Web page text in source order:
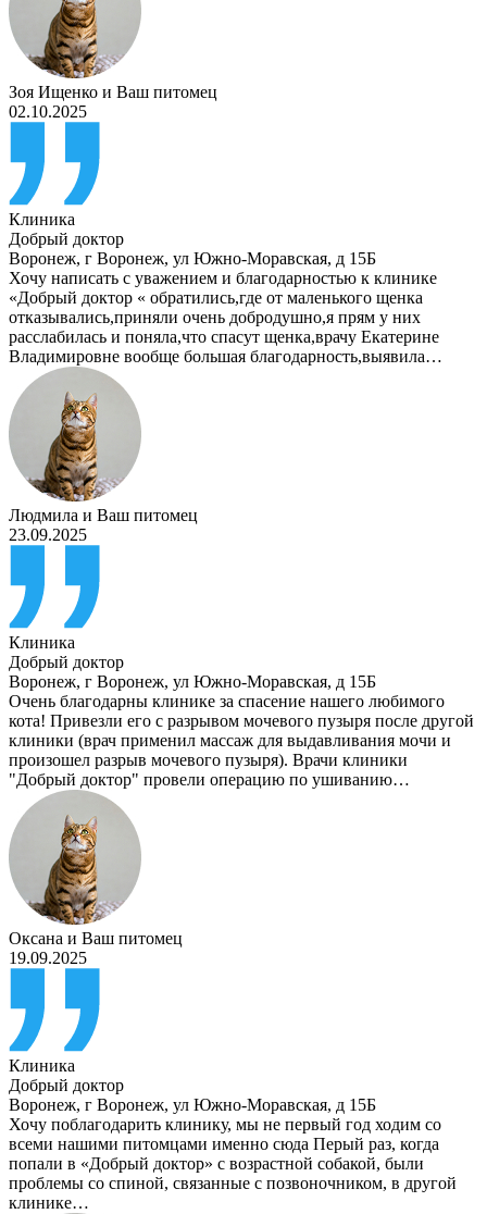
Зоя Ищенко и Ваш питомец
02.10.2025
Клиника
Добрый доктор
Воронеж, г Воронеж, ул Южно-Моравская, д 15Б
Хочу написать с уважением и благодарностью к клинике
«Добрый доктор « обратились,где от маленького щенка
отказывались,приняли очень добродушно,я прям у них
расслабилась и поняла,что спасут щенка,врачу Екатерине
Владимировне вообще большая благодарность,выявила…
Людмила и Ваш питомец
23.09.2025
Клиника
Добрый доктор
Воронеж, г Воронеж, ул Южно-Моравская, д 15Б
Очень благодарны клинике за спасение нашего любимого
кота! Привезли его с разрывом мочевого пузыря после другой
клиники (врач применил массаж для выдавливания мочи и
произошел разрыв мочевого пузыря). Врачи клиники
"Добрый доктор" провели операцию по ушиванию…
Оксана и Ваш питомец
19.09.2025
Клиника
Добрый доктор
Воронеж, г Воронеж, ул Южно-Моравская, д 15Б
Хочу поблагодарить клинику, мы не первый год ходим со
всеми нашими питомцами именно сюда Перый раз, когда
попали в «Добрый доктор» с возрастной собакой, были
проблемы со спиной, связанные с позвоночником, в другой
клинике…